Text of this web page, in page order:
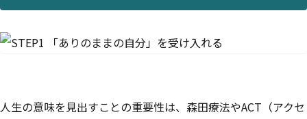
人生の意味を見出すことの重要性は、森田療法やACT（アクセ